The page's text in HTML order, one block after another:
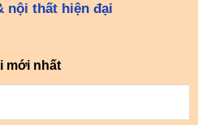
nội thất hiện đại
mới nhất